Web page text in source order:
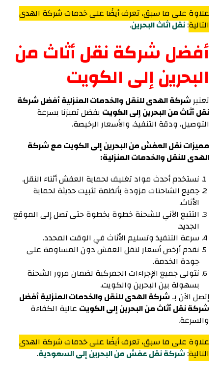
علاوة على ما سبق، تعرف أيضًا على خدمات شركة الهدى
التالية:نقل اثاث البحرين.
أفضل شركة نقل أثاث من
البحرين إلى الكويت
تعتبرشركة الهدى للنقل والخدمات المنزلية أفضل شركة
نقل أثاث من البحرين إلى الكويت بفضل تميزنا بسرعة
التوصيل، ودقة التنفيذ، والأسعار الرخيصة.
مميزات نقل العفش من البحرين إلى الكويت مع شركة
الهدى للنقل والخدمات المنزلية:
نستخدم أحدث مواد تغليف لحماية العفش أثناء النقل.
جميع الشاحنات مزودة بأنظمة تثبيت حديثة لحماية
الأثاث.
التتبع الآني للشحنة خطوة بخطوة حتى تصل إلى الموقع
الجديد.
سرعة التنفيذ وتسليم الأثاث في الوقت المحدد.
نقدم أرخص أسعار لنقل العفش دون المساومة على
جودة الخدمة.
نتولى جميع الإجراءات الجمركية لضمان مرور الشحنة
بسهولة بين البحرين والكويت.
إتصل الآن بـشركة الهدى للنقل والخدمات المنزلية أفضل
شركة نقل أثاث من البحرين إلى الكويت عالية الكفاءة
والسرعة.
علاوة على ما سبق، تعرف أيضًا على خدمات شركة الهدى
التالية:شركة نقل عفش من البحرين إلى السعودية.